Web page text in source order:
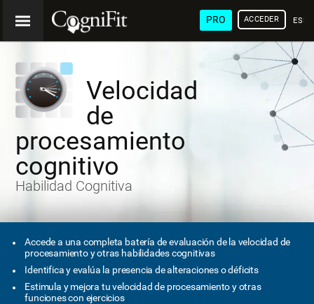
PRO ACCEDER
Velocidad
de
procesamiento
cognitivo
Habilidad Cognitiva
Accede a una completa batería de evaluación de la velocidad de
procesamiento y otras habilidades cognitivas
Identifica y evalúa la presencia de alteraciones o déficits
Estimula y mejora tu velocidad de procesamiento y otras
funciones con ejercicios